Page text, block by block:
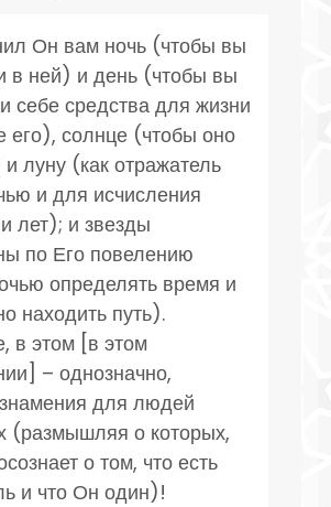
Он вам ночь (чтобы вы
в ней) и день (чтобы вы
себе средства для жизни
его), солнце (чтобы оно
луну (как отражатель
и для исчисления
лет); и звезды
по Его повелению
определять время и
находить путь).
в этом [в этом
– однозначно,
для людей
(размышляя о которых,
о том, что есть
и что Он один)!